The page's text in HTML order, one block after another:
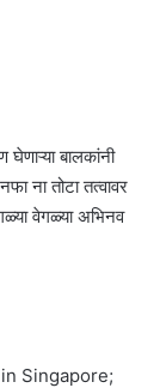
बालकांनी
ना तोटा तत्वावर
वेगळ्या अभिनव
Singapore;